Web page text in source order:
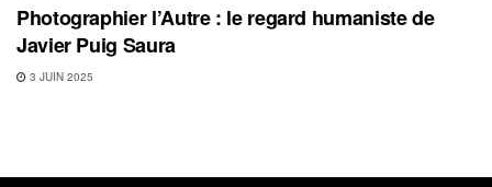
Photographier l’Autre : le regard humaniste de
Javier Puig Saura
3 JUIN 2025